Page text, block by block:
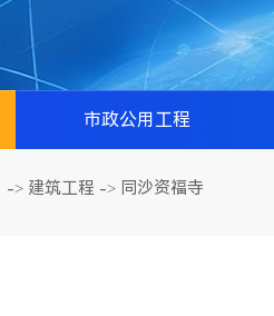
市政公用工程
-> 建筑工程 -> 同沙资福寺